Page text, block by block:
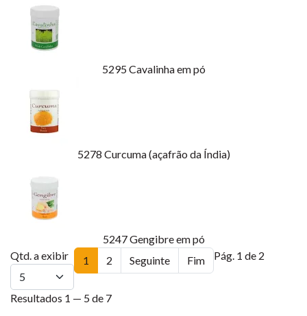
5295Cavalinha em pó
5278 Curcuma (açafrão da Índia)
5247Gengibre em pó
Qtd. a exibir
1 2 Seguinte Fim Pág. 1 de 2
Resultados 1 — 5 de 7